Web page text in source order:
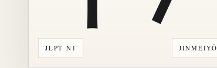
JLPT N1 JINMEIYŌ